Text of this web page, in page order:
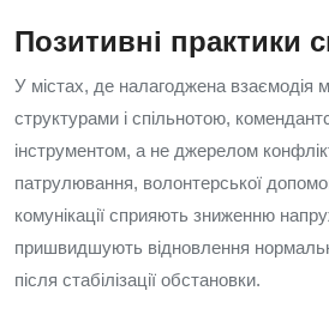
Позитивні практики
У містах, де налагоджена взаємодія
структурами і спільнотою,
інструментом, а не джерелом
патрулювання, волонтерської
комунікації сприяють зниженню
пришвидшують відновлення
після стабілізації обстановки.